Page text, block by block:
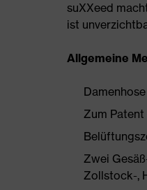
suXXeed
ist
Allgemeine
Zum
Zwei
Zollstock-,